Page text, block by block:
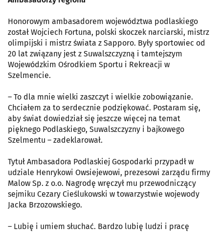
Honorowym ambasadorem województwa podlaskiego
został Wojciech Fortuna, polski skoczek narciarski, mistrz
olimpijski i mistrz świata z Sapporo. Były sportowiec od
20 lat związany jest z Suwalszczyzną i tamtejszym
Wojewódzkim Ośrodkiem Sportu i Rekreacji w
Szelmencie.
– To dla mnie wielki zaszczyt i wielkie zobowiązanie.
Chciałem za to serdecznie podziękować. Postaram się,
aby świat dowiedział się jeszcze więcej na temat
pięknego Podlaskiego, Suwalszczyzny i bajkowego
Szelmentu – zadeklarował.
Tytuł Ambasadora Podlaskiej Gospodarki przypadł w
udziale Henrykowi Owsiejewowi, prezesowi zarządu firmy
Malow Sp. z o.o. Nagrodę wręczył mu przewodniczący
sejmiku Cezary Cieślukowski w towarzystwie wojewody
Jacka Brzozowskiego.
– Lubię i umiem słuchać. Bardzo lubię ludzi i pracę